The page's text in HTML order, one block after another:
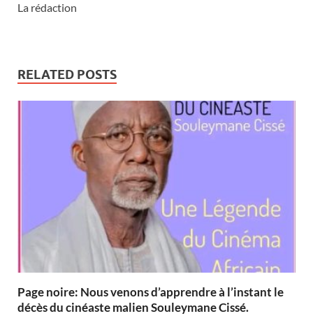
La rédaction
RELATED POSTS
Page noire: Nous venons d’apprendre à l’instant le
décès du cinéaste malien Souleymane Cissé.